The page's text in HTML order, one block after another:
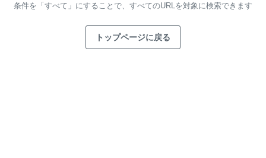
条件を「すべて」にすることで、 すべてのURLを対象に検索できます
トップページに戻る